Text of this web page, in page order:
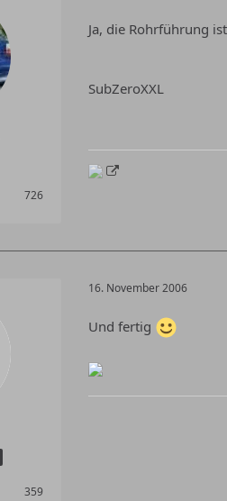
726
Ja, die Rohrführung
SubZeroXXL
359
16. November 2006
Und fertig